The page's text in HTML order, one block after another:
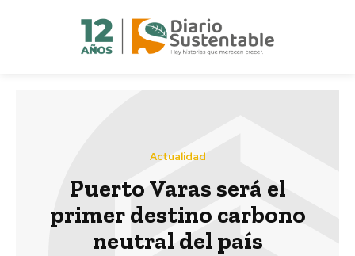
Actualidad
Puerto Varas será el
primer destino carbono
neutral del país